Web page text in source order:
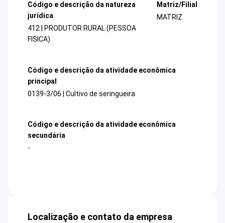
Código e descrição da natureza
jurídica
412 | PRODUTOR RURAL (PESSOA
FISICA)
Matriz/Filial
MATRIZ
Código e descrição da atividade econômica
principal
0139-3/06 | Cultivo de seringueira
Código e descrição da atividade econômica
secundária
-
Localização e contato da empresa